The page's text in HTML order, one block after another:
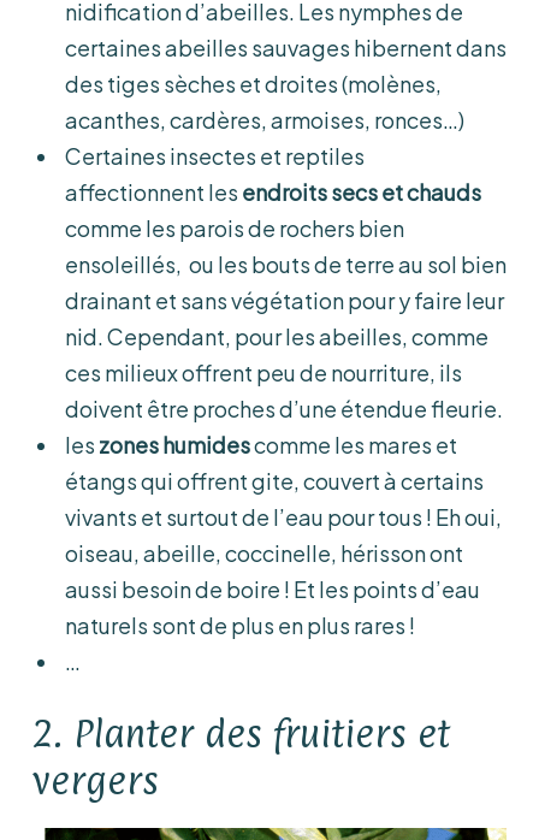
nidification d’abeilles. Les nymphes de
certaines abeilles sauvages hibernent dans
des tiges sèches et droites (molènes,
acanthes, cardères, armoises, ronces…)
Certaines insectes et reptiles
affectionnent les endroits secs et chauds
comme les parois de rochers bien
ensoleillés, ou les bouts de terre au sol bien
drainant et sans végétation pour y faire leur
nid. Cependant, pour les abeilles, comme
ces milieux offrent peu de nourriture, ils
doivent être proches d’une étendue fleurie.
les zones humidescomme les mares et
étangs qui offrent gite, couvert à certains
vivants et surtout de l’eau pour tous ! Eh oui,
oiseau, abeille, coccinelle, hérisson ont
aussi besoin de boire ! Et les points d’eau
naturels sont de plus en plus rares !
…
2. Planter des fruitiers et
vergers